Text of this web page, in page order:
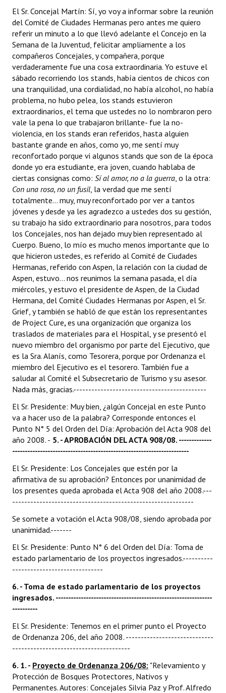
El Sr. Concejal Martín: Sí, yo voy a informar sobre la reunión
del Comité de Ciudades Hermanas pero antes me quiero
referir un minuto a lo que llevó adelante el Concejo en la
Semana de la Juventud, felicitar ampliamente a los
compañeros Concejales, y compañera, porque
verdaderamente fue una cosa extraordinaria. Yo estuve el
sábado recorriendo los stands, había cientos de chicos con
una tranquilidad, una cordialidad, no había alcohol, no había
problema, no hubo pelea, los stands estuvieron
extraordinarios, el tema que ustedes no lo nombraron pero
vale la pena lo que trabajaron brillante- fue la no-
violencia, en los stands eran referidos, hasta alguien
bastante grande en años, como yo, me sentí muy
reconfortado porque vi algunos stands que son de la época
donde yo era estudiante, era joven, cuando hablaba de
ciertas consignas como:  Sí al amor, no a la guerra, o la otra:
Con una rosa, no un fusil, la verdad que me sentí
totalmente... muy, muy reconfortado por ver a tantos
jóvenes y desde ya les agradezco a ustedes dos su gestión,
su trabajo ha sido extraordinario para nosotros, para todos
los Concejales, nos han dejado muy bien representado al
Cuerpo. Bueno, lo mío es mucho menos importante que lo
que hicieron ustedes, es referido al Comité de Ciudades
Hermanas, referido con Aspen, la relación con la ciudad de
Aspen, estuvo... nos reunimos la semana pasada, el día
miércoles, y estuvo el presidente de Aspen, de la Ciudad
Hermana, del Comité Ciudades Hermanas por Aspen, el Sr.
Grief, y también se habló de que están los representantes
de Project Cure,es una organización que organiza los
traslados de materiales para el Hospital, y se presentó el
nuevo miembro del organismo por parte del Ejecutivo, que
es la Sra. Alanís, como Tesorera, porque por Ordenanza el
miembro del Ejecutivo es el tesorero. También fue a
saludar al Comité el Subsecretario de Turismo y su asesor.
Nada más, gracias.--------------------------------------------
El Sr. Presidente: Muy bien, ¿algún Concejal en este Punto
va a hacer uso de la palabra? Corresponde entonces el
Punto N° 5 del Orden del Día: Aprobación del Acta 908 del
año 2008. - 5. - APROBACIÓN DEL ACTA 908/08. -------------
----------------------------------------------------------------------
El Sr. Presidente: Los Concejales que estén por la
afirmativa de su aprobación? Entonces por unanimidad de
los presentes queda aprobada el Acta 908 del año 2008.---
------------------------------------------------------------
Se somete a votación el Acta 908/08, siendo aprobada por
unanimidad.-------
El Sr. Presidente: Punto N° 6 del Orden del Día: Toma de
estado parlamentario de los proyectos ingresados.----------
------------------------------
6. - Toma de estado parlamentario de los proyectos
ingresados. --------------------------------------------------------------
----------
El Sr. Presidente: Tenemos en el primer punto el Proyecto
de Ordenanza 206, del año 2008. -----------------------------
---------------------------------------
6. 1. - Proyecto de Ordenanza 206/08: "Relevamiento y
Protección de Bosques Protectores, Nativos y
Permanentes. Autores: Concejales Silvia Paz y Prof. Alfredo